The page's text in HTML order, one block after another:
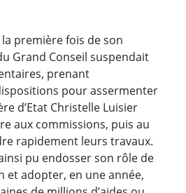
première fois de son
Grand Conseil suspendait
prenant
pour assermenter
d’Etat Christelle Luisier
aux commissions, puis au
rapidement leurs travaux.
pu endosser son rôle de
et adopter, en une année,